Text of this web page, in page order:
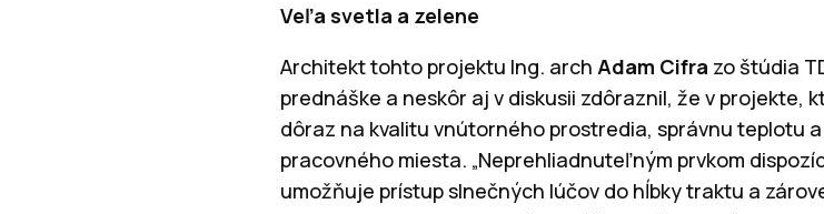
Veľa svetla a zelene
Architekt tohto projektu Ing. arch Adam Cifra zo štúdia
prednáške a neskôr aj v diskusii zdôraznil, že v projekte,
dôraz na kvalitu vnútorného prostredia, správnu teplotu
pracovného miesta. „Neprehliadnuteľným prvkom
umožňuje prístup slnečných lúčov do hĺbky traktu a